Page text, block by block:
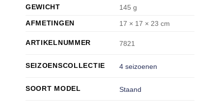
GEWICHT
145 g
AFMETINGEN
17 × 17 × 23 cm
ARTIKELNUMMER 7821
SEIZOENSCOLLECTIE 4 seizoenen
SOORT MODEL Staand